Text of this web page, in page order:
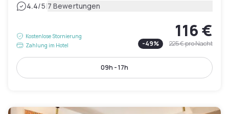
4.4/5|7 Bewertungen
Kostenlose Stornierung
Zahlung im Hotel
116 €
-49% 225 €pro Nacht
09h - 17h